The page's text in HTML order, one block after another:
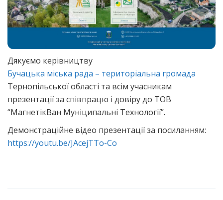
Дякуємо керівництву
Бучацька міська рада – територіальна громада
Тернопільської області та всім учасникам
презентації за співпрацю і довіру до ТОВ
“МагнетікВан Муніципальні Технології”.
Демонстраційне відео презентації за посиланням:
https://youtu.be/JAcejTTo-Co